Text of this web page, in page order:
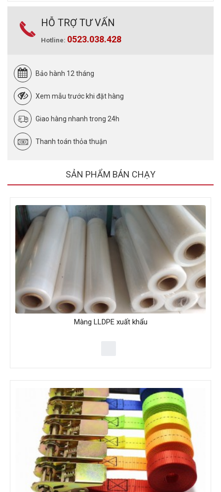
HỖ TRỢ TƯ VẤN
Hotline: 0523.038.428
Bảo hành 12 tháng
Xem mẫu trước khi đặt hàng
Giao hàng nhanh trong 24h
Thanh toán thỏa thuận
SẢN PHẨM BÁN CHẠY
Màng LLDPE xuất khẩu